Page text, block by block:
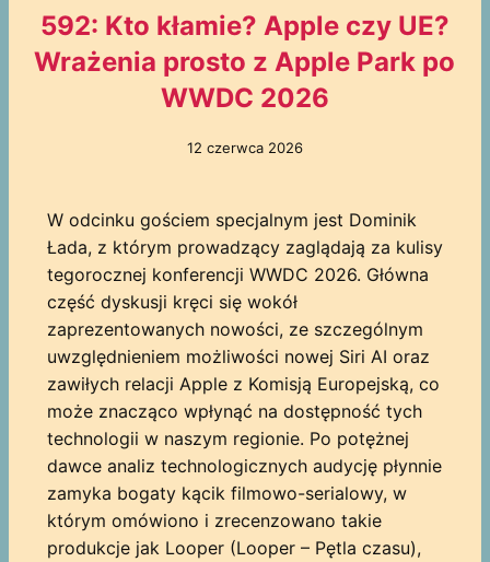
592: Kto kłamie? Apple czy UE?
Wrażenia prosto z Apple Park po
WWDC 2026
12 czerwca 2026
W odcinku gościem specjalnym jest Dominik
Łada, z którym prowadzący zaglądają za kulisy
tegorocznej konferencji WWDC 2026. Główna
część dyskusji kręci się wokół
zaprezentowanych nowości, ze szczególnym
uwzględnieniem możliwości nowej Siri AI oraz
zawiłych relacji Apple z Komisją Europejską, co
może znacząco wpłynąć na dostępność tych
technologii w naszym regionie. Po potężnej
dawce analiz technologicznych audycję płynnie
zamyka bogaty kącik filmowo-serialowy, w
którym omówiono i zrecenzowano takie
produkcje jak Looper (Looper – Pętla czasu),